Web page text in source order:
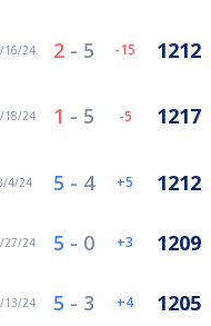
16/24 2 - 5 -15 1212
18/24 1 - 5 -5 1217
4/24 5 - 4 5 1212
27/24 5 - 0 3 1209
13/24 5 - 3 4 1205